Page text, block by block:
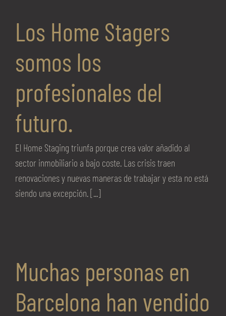
Los Home Stagers
somos los
profesionales del
futuro.
El Home Staging triunfa porque crea valor añadido al
sector inmobiliario a bajo coste. Las crisis traen
renovaciones y nuevas maneras de trabajar y esta no está
siendo una excepción. [...]
Muchas personas en
Barcelona han vendido